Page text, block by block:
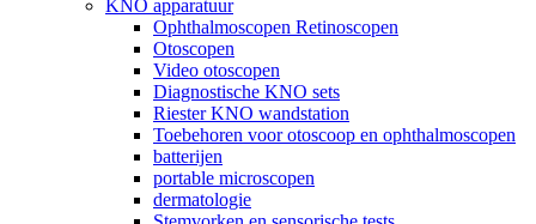
KNO apparatuur
Ophthalmoscopen Retinoscopen
Otoscopen
Video otoscopen
Diagnostische KNO sets
Riester KNO wandstation
Toebehoren voor otoscoop en ophthalmoscopen
batterijen
portable microscopen
dermatologie